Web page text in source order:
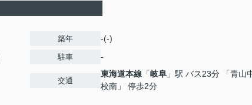
築年 -(-)
駐車 -
交通
東海道本線 「岐阜 」駅 バス23分 「青山
校南」 停歩2分